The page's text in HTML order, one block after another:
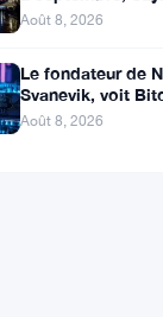
L’augmentation